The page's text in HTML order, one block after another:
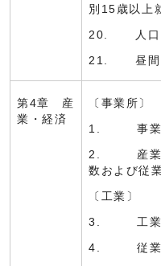
別15歳以上
20. 人口集
21. 昼間
第4章 産
業・経済
〔事業所〕
1. 事業
2. 産業大
数および従
〔工業〕
3. 工業
4. 従業者